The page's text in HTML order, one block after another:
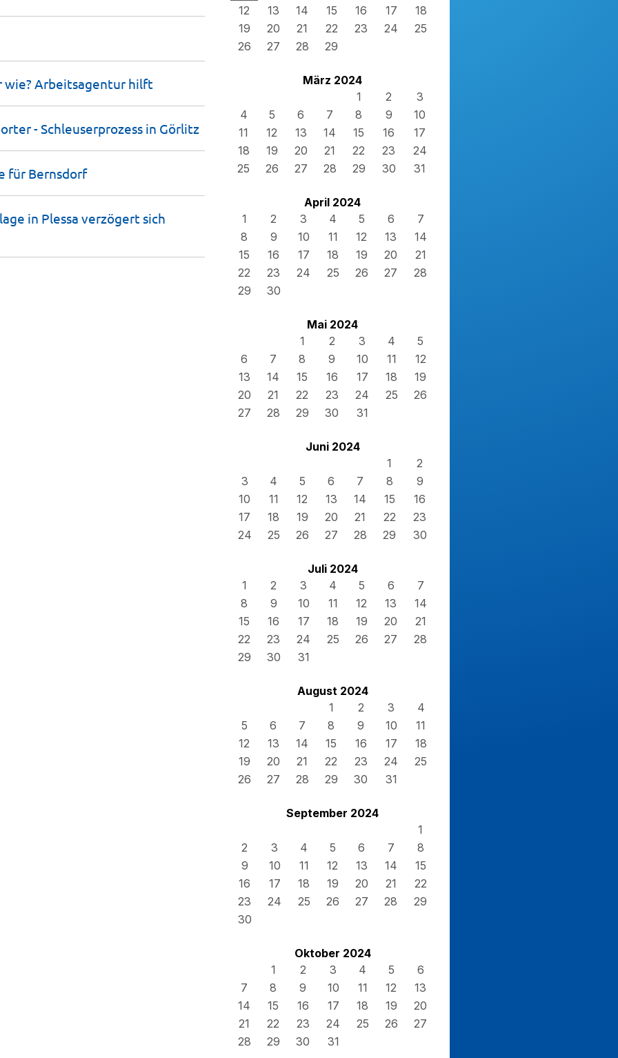
12
13 14 15 16 17
18
19
20 21 22 23 24
25
26
27 28 29
März 2024
1
2
3
4
5 6 7 8 9
10
11
12 13 14 15 16
17
18
19 20 21 22 23
24
25
26 27 28 29 30 31
April 2024
1
2 3 4 5 6
7
8
9 10 11 12 13
14
15
16 17 18 19 20
21
22
23 24 25 26 27
28
29
30
Mai 2024
1
2 3 4
5
6
7 8 9 10 11
12
13
14 15 16 17 18
19
20
21 22 23 24 25
26
27
28 29 30 31
Juni 2024
1
2
3
4 5 6 7 8
9
10
11 12 13 14 15
16
17
18 19 20 21 22
23
24
25 26 27 28 29 30
Juli 2024
1
2 3 4 5 6
7
8
9 10 11 12 13
14
15
16 17 18 19 20
21
22
23 24 25 26 27
28
29
30 31
August 2024
1
2 3
4
5
6 7 8 9 10
11
12
13 14 15 16 17
18
19
20 21 22 23 24
25
26
27 28 29 30 31
September 2024
1
2
3 4 5 6 7
8
9
10 11 12 13 14
15
16
17 18 19 20 21
22
23
24 25 26 27 28
29
30
Oktober 2024
1
2 3 4 5
6
7
8 9 10 11 12
13
14
15 16 17 18 19
20
21
22 23 24 25 26
27
28
29 30 31
Arbeitsagentur hilft
- Schleuserprozess in Görlitz
für Bernsdorf
in Plessa verzögert sich